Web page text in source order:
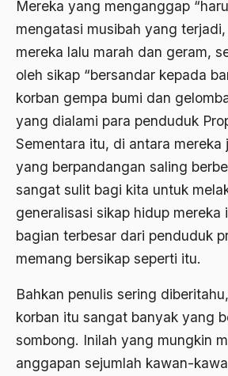
Mereka yang menganggap
mengatasi musibah yang
mereka lalu marah dan geram,
oleh sikap “bersandar kepada
korban gempa bumi dan
yang dialami para penduduk
Sementara itu, di antara mereka
yang berpandangan saling
sangat sulit bagi kita untuk
generalisasi sikap hidup mereka
bagian terbesar dari penduduk
memang bersikap seperti itu.
Bahkan penulis sering
korban itu sangat banyak yang
sombong. Inilah yang mungkin
anggapan sejumlah kawan-
Aktivis Muda
akulturasi
Al Asnawi
al qaeda
Al-Ghazali
Al-Ikhwanu Al-Muslimun
Al-Ikhwanul Muslimin
Al-Maududi
Al-qua'an dan Hadist
al-quran